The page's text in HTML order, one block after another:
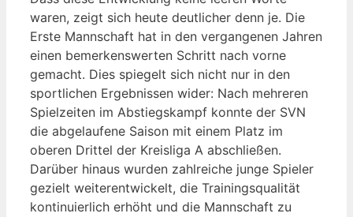
waren, zeigt sich heute deutlicher denn je. Die
Erste Mannschaft hat in den vergangenen Jahren
einen bemerkenswerten Schritt nach vorne
gemacht. Dies spiegelt sich nicht nur in den
sportlichen Ergebnissen wider: Nach mehreren
Spielzeiten im Abstiegskampf konnte der SVN
die abgelaufene Saison mit einem Platz im
oberen Drittel der Kreisliga A abschließen.
Darüber hinaus wurden zahlreiche junge Spieler
gezielt weiterentwickelt, die Trainingsqualität
kontinuierlich erhöht und die Mannschaft zu